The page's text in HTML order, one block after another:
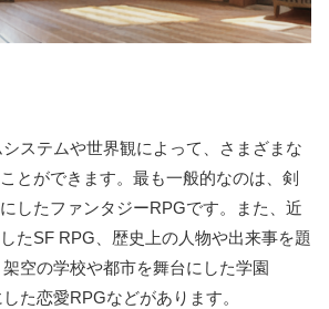
ステムや世界観によって、さまざまな
とができます。最も一般的なのは、剣
したファンタジーRPGです。また、近
たSF RPG、歴史上の人物や出来事を題
空の学校や都市を舞台にした学園
た恋愛RPGなどがあります。